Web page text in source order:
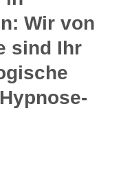
Wir von
sind Ihr